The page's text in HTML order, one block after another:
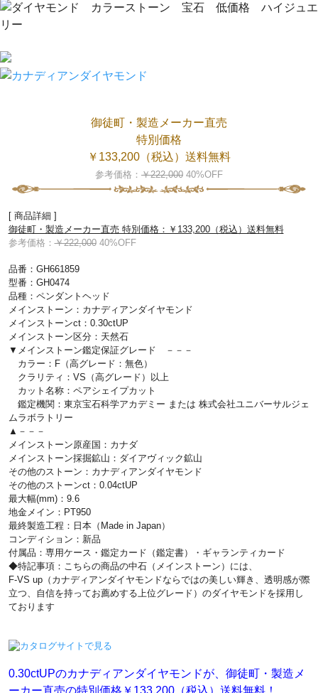
御徒町・製造メーカー直売
特別価格
￥133,200（税込）送料無料
参考価格： ￥222,000 40%OFF
[ 商品詳細 ]
御徒町・製造メーカー直売 特別価格：￥133,200（税込）送料無料
参考価格：￥222,00040%OFF
品番：GH661859
型番：GH0474
品種：ペンダントヘッド
メインストーン：カナディアンダイヤモンド
メインストーンct：0.30ctUP
メインストーン区分：天然石
▼メインストーン鑑定保証グレード －－－
カラー：F（高グレード：無色）
クラリティ：VS（高グレード）以上
カット名称：ペアシェイプカット
鑑定機関：東京宝石科学アカデミー または 株式会社ユニバーサルジェ
ムラボラトリー
▲－－－
メインストーン原産国：カナダ
メインストーン採掘鉱山：ダイアヴィック鉱山
その他のストーン：カナディアンダイヤモンド
その他のストーンct：0.04ctUP
最大幅(mm)：9.6
地金メイン：PT950
最終製造工程：日本（Made in Japan）
コンディション：新品
付属品：専用ケース・鑑定カード（鑑定書）・ギャランティカード
◆特記事項：こちらの商品の中石（メインストーン）には、
F-VS up（カナディアンダイヤモンドならではの美しい輝き、透明感が際
立つ、自信を持ってお薦めする上位グレード）のダイヤモンドを採用し
ております
0.30ctUPのカナディアンダイヤモンドが、御徒町・製造メ
ーカー直売の特別価格￥133,200（税込）送料無料！